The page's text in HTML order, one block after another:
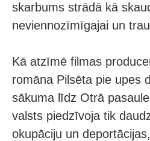
skarbums strādā kā
neviennozīmīgajai un
Kā atzīmē filmas
romāna Pilsēta pie upes
sākuma līdz Otrā
valsts piedzīvoja tik
okupāciju un